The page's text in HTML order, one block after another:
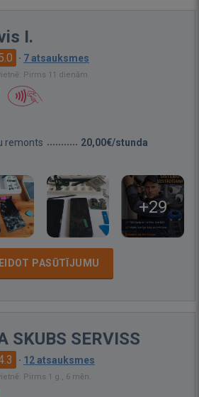
I.
· 7 atsauksmes
Pirms 11 dienām
remonts 20,00€/stunda
+29
PASŪTĪJUMU
SKUBS SERVISS
· 12 atsauksmes
Pirms 1 g., 6 mēn.